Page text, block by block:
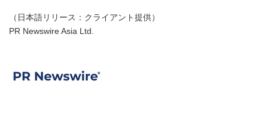
（日本語リリース：クライアント提供）
PR Newswire Asia Ltd.